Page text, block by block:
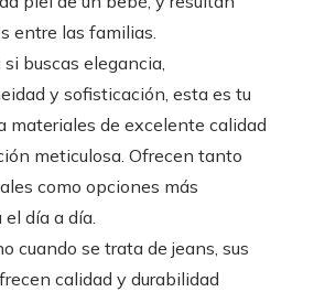
entre las familias.
si buscas elegancia,
y sofisticación, esta es tu
materiales de excelente calidad
meticulosa. Ofrecen tanto
como opciones más
día a día.
cuando se trata de jeans, sus
calidad y durabilidad